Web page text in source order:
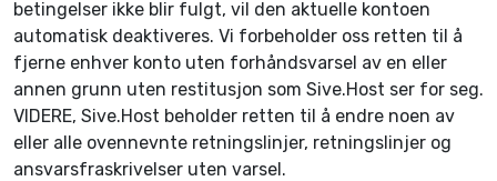
betingelser ikke blir fulgt, vil den aktuelle kontoen
automatisk deaktiveres. Vi forbeholder oss retten til å
fjerne enhver konto uten forhåndsvarsel av en eller
annen grunn uten restitusjon som Sive.Host ser for seg.
VIDERE, Sive.Host beholder retten til å endre noen av
eller alle ovennevnte retningslinjer, retningslinjer og
ansvarsfraskrivelser uten varsel.